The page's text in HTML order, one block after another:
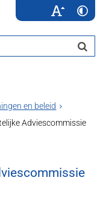
en beleid
Adviescommissie